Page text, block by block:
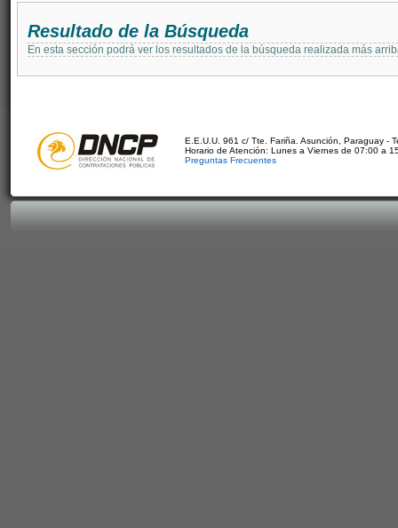
Resultado de la Búsqueda
En esta sección podrá ver los resultados de la búsqueda realizada más
E.E.U.U. 961 c/ Tte. Fariña. Asunción, Paraguay -
Horario de Atención: Lunes a Viernes de 07:00 a
Preguntas Frecuentes